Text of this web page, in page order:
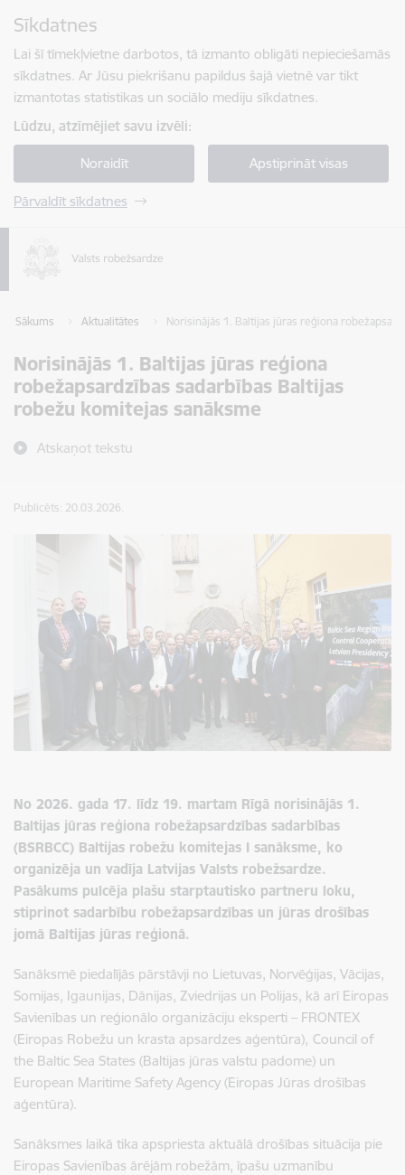
Sīkdatnes
Lai šī tīmekļvietne darbotos, tā izmanto obligāti nepieciešamās
sīkdatnes. Ar Jūsu piekrišanu papildus šajā vietnē var tikt
izmantotas statistikas un sociālo mediju sīkdatnes.
Lūdzu, atzīmējiet savu izvēli:
Noraidīt Apstiprināt visas
Pārvaldīt sīkdatnes
Sākums Aktualitātes Norisinājās 1. Baltijas jūras reģiona
Norisinājās 1. Baltijas jūras reģiona
robežapsardzības sadarbības Baltijas
robežu komitejas sanāksme
Atskaņot tekstu
Publicēts: 20.03.2026.
No 2026. gada 17. līdz 19. martam Rīgā norisinājās 1.
Baltijas jūras reģiona robežapsardzības sadarbības
(BSRBCC) Baltijas robežu komitejas I sanāksme, ko
organizēja un vadīja Latvijas Valsts robežsardze.
Pasākums pulcēja plašu starptautisko partneru loku,
stiprinot sadarbību robežapsardzības un jūras drošības
jomā Baltijas jūras reģionā.
Sanāksmē piedalījās pārstāvji no Lietuvas, Norvēģijas, Vācijas,
Somijas, Igaunijas, Dānijas, Zviedrijas un Polijas, kā arī Eiropas
Savienības un reģionālo organizāciju eksperti – FRONTEX
(Eiropas Robežu un krasta apsardzes aģentūra), Council of
the Baltic Sea States (Baltijas jūras valstu padome) un
European Maritime Safety Agency (Eiropas Jūras drošības
aģentūra).
Sanāksmes laikā tika apspriesta aktuālā drošības situācija pie
Eiropas Savienības ārējām robežām, īpašu uzmanību